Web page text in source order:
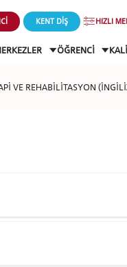
KENT DİŞ HIZLI
ÖĞRENCİ
VE REHABİLİTASYON